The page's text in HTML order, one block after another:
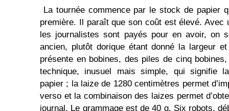
La tournée commence par le stock de papier
première. Il paraît que son coût est élevé. Avec
les journalistes sont payés pour en avoir, on
ancien, plutôt dorique étant donné la largeur
présente en bobines, des piles de cinq
technique, inusuel mais simple, qui signifie
papier ; la laize de 1280 centimètres permet
verso et la combinaison des laizes permet
journal. Le grammage est de 40 g. Six robots,